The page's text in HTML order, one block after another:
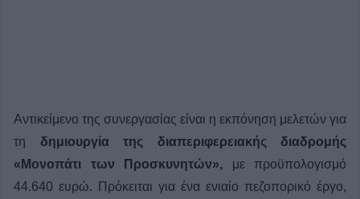
Αντικείμενο της συνεργασίας είναι η εκπόνηση μελετών για
τη δημιουργία της διαπεριφερειακής διαδρομής
«Μονοπάτι των Προσκυνητών», με προϋπολογισμό
44.640 ευρώ. Πρόκειται για ένα ενιαίο πεζοπορικό έργο,